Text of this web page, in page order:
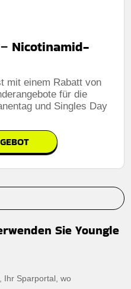
Nicotinamid-
mit einem Rabatt von
für die
und Singles Day
Sie Youngle
Ihr Sparportal, wo